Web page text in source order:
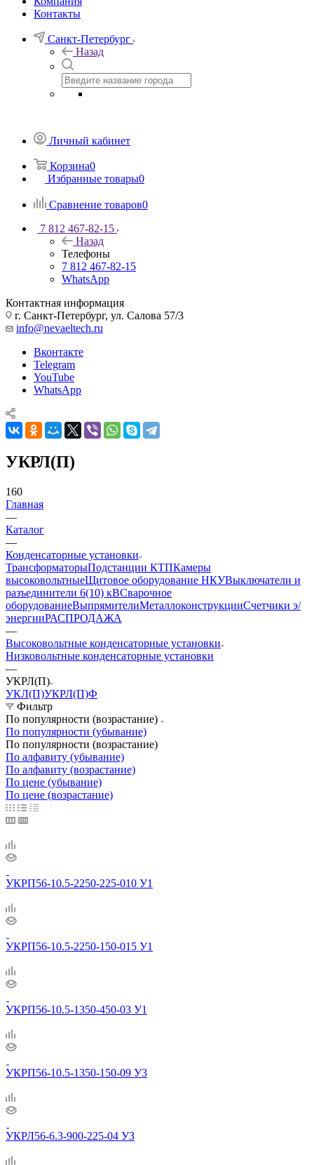
Контакты
Санкт-Петербург
Назад
Личный кабинет
Корзина0
Избранные товары0
Сравнение товаров0
7 812 467-82-15
Назад
Телефоны
7 812 467-82-15
WhatsApp
Контактная информация
г. Санкт-Петербург, ул. Салова 57/3
info@nevaeltech.ru
Вконтакте
Telegram
YouTube
WhatsApp
УКРЛ(П)
160
Главная
—
Каталог
—
Конденсаторные установки
ТрансформаторыПодстанции КТПКамеры
высоковольтныеЩитовое оборудование НКУВыключатели и
разъединители 6(10) кВСварочное
оборудованиеВыпрямителиМеталлоконструкцииСчетчики э/
энергииРАСПРОДАЖА
—
Высоковольтные конденсаторные установки
Низковольтные конденсаторные установки
—
УКРЛ(П)
УКЛ(П)УКРЛ(П)Ф
Фильтр
По популярности (возрастание)
По популярности (убывание)
По популярности (возрастание)
По алфавиту (убывание)
По алфавиту (возрастание)
По цене (убывание)
По цене (возрастание)
УКРП56-10.5-2250-225-010 У1
УКРП56-10.5-2250-150-015 У1
УКРП56-10.5-1350-450-03 У1
УКРП56-10.5-1350-150-09 У3
УКРЛ56-6.3-900-225-04 УЗ